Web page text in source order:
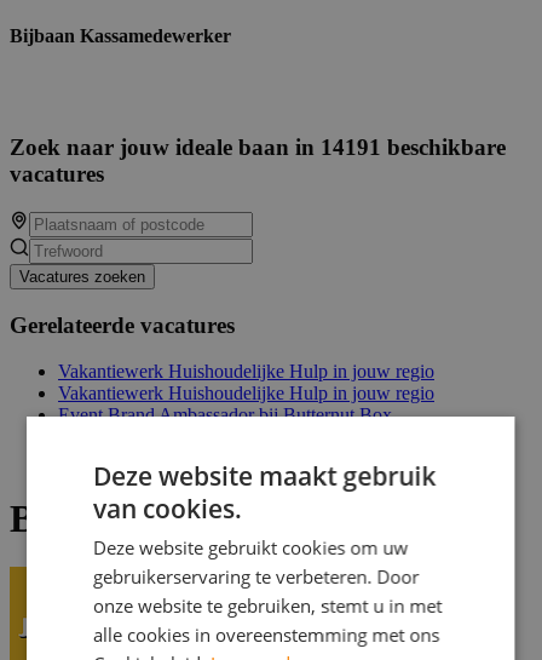
Bijbaan Kassamedewerker
Zoek naar jouw ideale baan in 14191 beschikbare
vacatures
Vacatures zoeken
Gerelateerde vacatures
Vakantiewerk Huishoudelijke Hulp in jouw regio
Vakantiewerk Huishoudelijke Hulp in jouw regio
Event Brand Ambassador bij Butternut Box
Bijbaan Kassamedewerker
Deze website maakt gebruik
van cookies.
Deze website gebruikt cookies om uw
gebruikerservaring te verbeteren. Door
onze website te gebruiken, stemt u in met
alle cookies in overeenstemming met ons